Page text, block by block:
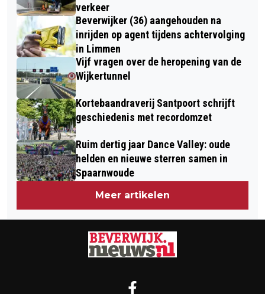
verkeer
Beverwijker (36) aangehouden na
inrijden op agent tijdens achtervolging
in Limmen
Vijf vragen over de heropening van de
Wijkertunnel
Kortebaandraverij Santpoort schrijft
geschiedenis met recordomzet
Ruim dertig jaar Dance Valley: oude
helden en nieuwe sterren samen in
Spaarnwoude
Meer artikelen